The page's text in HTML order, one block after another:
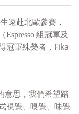
遠赴北歐參賽，
組冠軍及
冠軍殊榮者， Fika
思， 我們希望踏
視覺、嗅覺、
味覺